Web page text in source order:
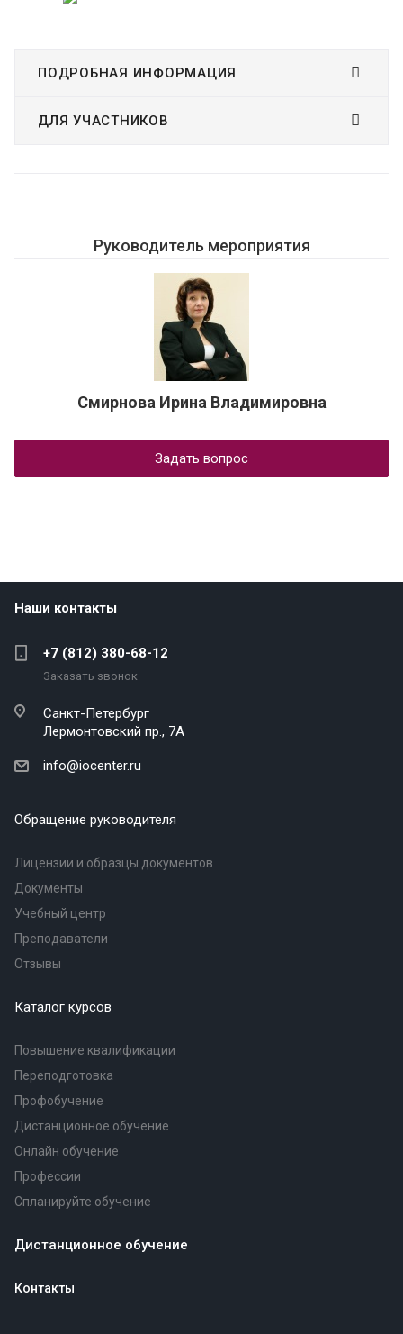
ПОДРОБНАЯ ИНФОРМАЦИЯ
ДЛЯ УЧАСТНИКОВ
Руководитель мероприятия
Смирнова Ирина Владимировна
Задать вопрос
Наши контакты
+7 (812) 380-68-12
Заказать звонок
Санкт-Петербург
Лермонтовский пр., 7А
info@iocenter.ru
Обращение руководителя
Лицензии и образцы документов
Документы
Учебный центр
Преподаватели
Отзывы
Каталог курсов
Повышение квалификации
Переподготовка
Профобучение
Дистанционное обучение
Онлайн обучение
Профессии
Спланируйте обучение
Дистанционное обучение
Контакты